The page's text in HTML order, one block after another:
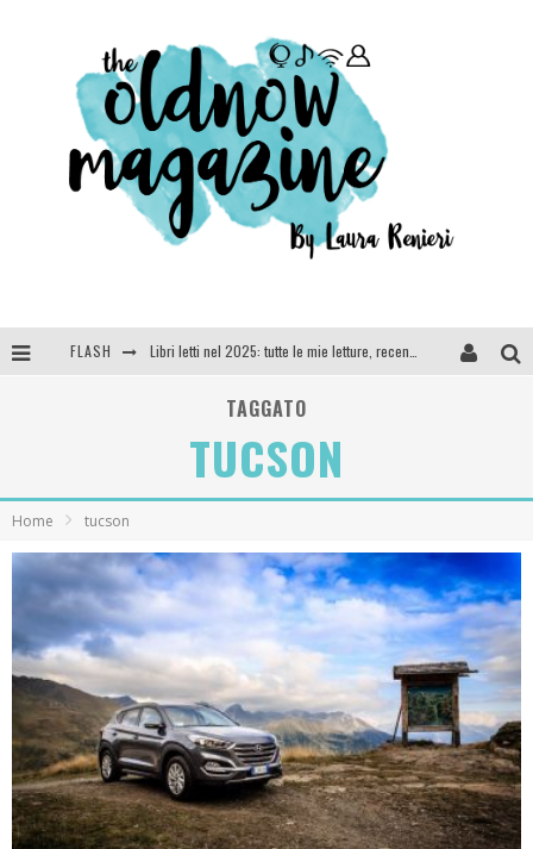
FLASH
SEE YOU AT 5 | Chanel
Anya Taylor-Joy, Jisoo e Willow Smith protagoniste della nuova campagna Dior Addict
TAGGATO
TUCSON
Home tucson